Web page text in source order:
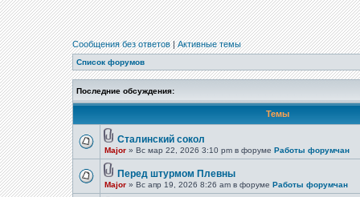
Сообщения без ответов|Активные темы
Список форумов
Последние обсуждения:
Темы
Сталинский сокол
Major » Вс мар 22, 2026 3:10 pm в форуме Работы форумчан
Перед штурмом Плевны
Major » Вс апр 19, 2026 8:26 am в форуме Работы форумчан